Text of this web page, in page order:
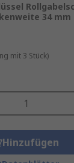
34 mm
mit 3 Stück)
Hinzufügen